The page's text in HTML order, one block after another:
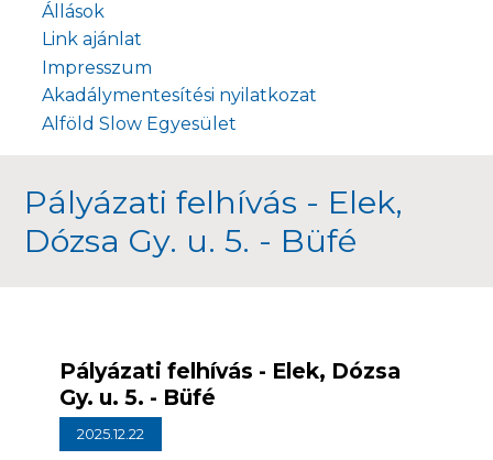
Állások
Link ajánlat
Impresszum
Akadálymentesítési nyilatkozat
Alföld Slow Egyesület
Pályázati felhívás - Elek, Dózsa
Gy. u. 5. - Büfé
2025.12.22
Pályázati felhívás - Elek,
Dózsa Gy. u. 5. - Büfé